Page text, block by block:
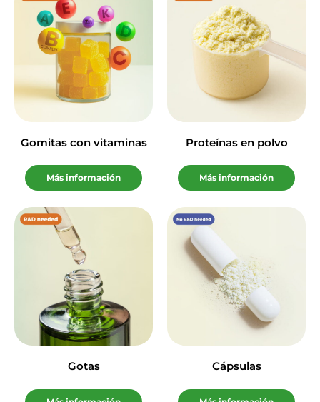
Gomitas con vitaminas
Más información
Proteínas en polvo
Más información
Gotas Cápsulas